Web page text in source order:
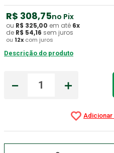
R$ 308,75no Pix
ou R$ 325,00 em até 6x
de R$ 54,16 sem juros
ou 12x com juros
Descrição do produto
＋
－
4º Estetoscopio Littmann
5 º Littmann
6º Absorvente Geriatrico
7º Gaze Esteril